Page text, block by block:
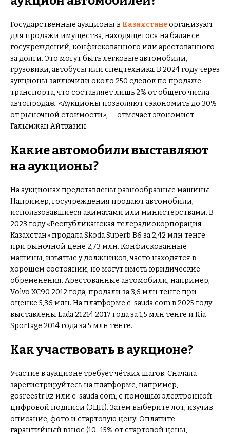
Государственные аукционы в Казахстанеорганизуют
для продажи имущества, находящегося на балансе
госучреждений, конфискованного или арестованного
за долги. Это могут быть легковые автомобили,
грузовики, автобусы или спецтехника. В 2024 году через
аукционы заключили около 250 сделок по продаже
транспорта, что составляет лишь 2% от общего числа
автопродаж. «Аукционы позволяют сэкономить до 30%
от рыночной стоимости», — отмечает экономист
Галымжан Айтказин.
Какие автомобили выставляют
на аукционы?
На аукционах представлены разнообразные машины.
Например, госучреждения продают автомобили,
использовавшиеся акиматами или министерствами. В
2023 году «Республиканская телерадиокорпорация
Казахстан» продала Skoda Superb B6 за 2,42 млн тенге
при рыночной цене 2,73 млн. Конфискованные
машины, изъятые у должников, часто находятся в
хорошем состоянии, но могут иметь юридические
обременения. Арестованные автомобили, например,
Volvo XC90 2012 года, продали за 3,6 млн тенге при
оценке 5,36 млн. На платформе e-sauda.com в 2025 году
выставлены Lada 21214 2017 года за 1,5 млн тенге и Kia
Sportage 2014 года за 5 млн тенге.
Как участвовать в аукционе?
Участие в аукционе требует чётких шагов. Сначала
зарегистрируйтесь на платформе, например,
gosreestr.kz или e-sauda.com, с помощью электронной
цифровой подписи (ЭЦП). Затем выберите лот, изучив
описание, фото и стартовую цену. Оплатите
гарантийный взнос (10–15% от стартовой цены,